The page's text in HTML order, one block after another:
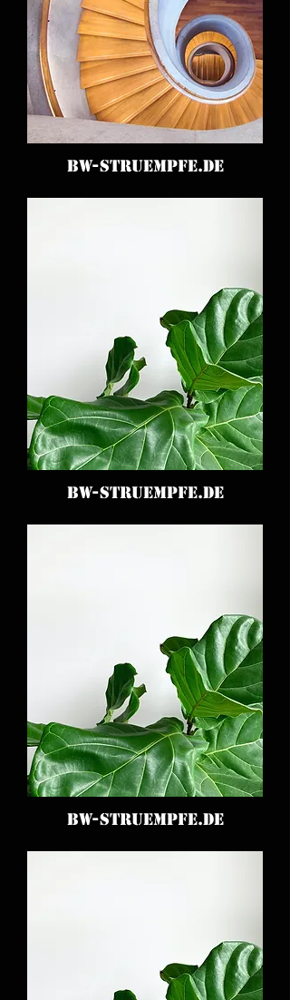
BW-STRUEMPFE.DE
BW-STRUEMPFE.DE
BW-STRUEMPFE.DE